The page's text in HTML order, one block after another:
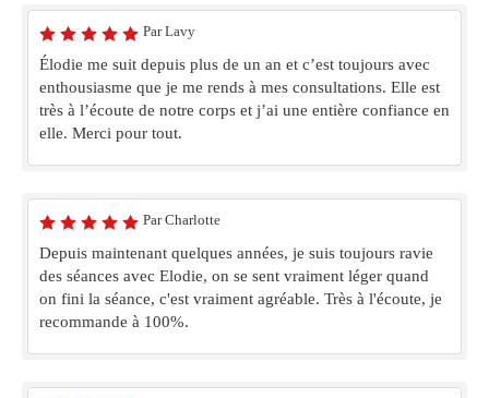
Par Lavy
Élodie me suit depuis plus de un an et c’est toujours avec
enthousiasme que je me rends à mes consultations. Elle est
très à l’écoute de notre corps et j’ai une entière confiance en
elle. Merci pour tout.
Par Charlotte
Depuis maintenant quelques années, je suis toujours ravie
des séances avec Elodie, on se sent vraiment léger quand
on fini la séance, c'est vraiment agréable. Très à l'écoute, je
recommande à 100%.